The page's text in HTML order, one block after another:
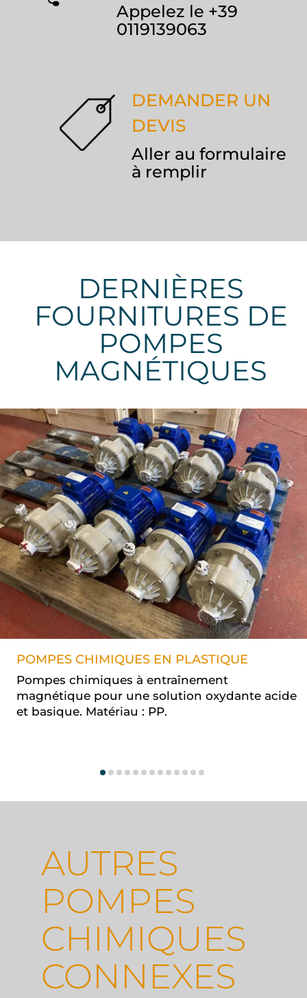
Appelez le +39
0119139063
DEMANDER UN
DEVIS
Aller au formulaire
à remplir
DERNIÈRES
FOURNITURES DE
POMPES
MAGNÉTIQUES
POMPES CHIMIQUES EN PLASTIQUE
Pompes chimiques à entraînement
magnétique pour une solution oxydante acide
et basique. Matériau : PP.
AUTRES
POMPES
CHIMIQUES
CONNEXES